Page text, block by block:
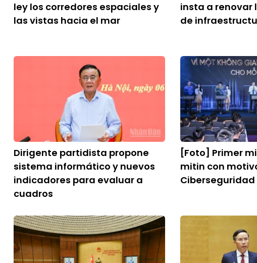
ley los corredores espaciales y
las vistas hacia el mar
insta a renovar
de
Dirigente partidista propone
sistema informático y nuevos
indicadores para evaluar a
cuadros
[Foto] Primer
mitin con